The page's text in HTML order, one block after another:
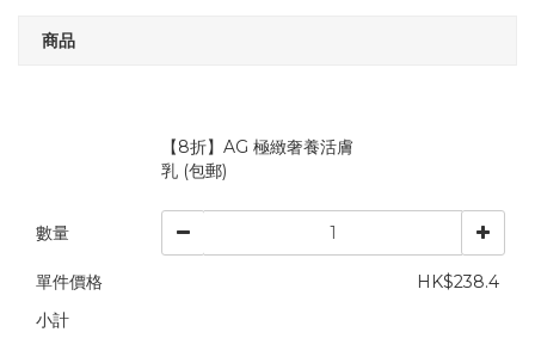
商品
【8折】AG 極緻奢養活膚
乳 (包郵)
數量
單件價格
HK$238.4
小計